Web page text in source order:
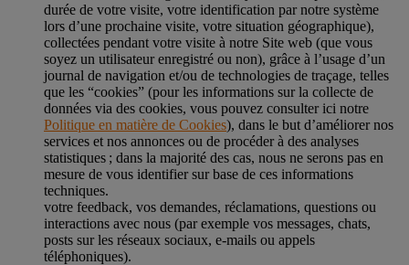
durée de votre visite, votre identification par notre système
lors d’une prochaine visite, votre situation géographique),
collectées pendant votre visite à notre Site web (que vous
soyez un utilisateur enregistré ou non), grâce à l’usage d’un
journal de navigation et/ou de technologies de traçage, telles
que les “cookies” (pour les informations sur la collecte de
données via des cookies, vous pouvez consulter ici notre
Politique en matière de Cookies), dans le but d’améliorer nos
services et nos annonces ou de procéder à des analyses
statistiques ; dans la majorité des cas, nous ne serons pas en
mesure de vous identifier sur base de ces informations
techniques.
votre feedback, vos demandes, réclamations, questions ou
interactions avec nous (par exemple vos messages, chats,
posts sur les réseaux sociaux, e-mails ou appels
téléphoniques).